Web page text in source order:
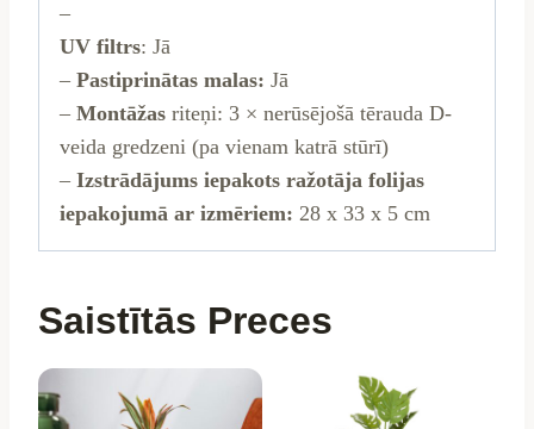
–
UV filtrs: Jā
– Pastiprinātas malas: Jā
– Montāžas riteņi: 3 × nerūsējošā tērauda D-
veida gredzeni (pa vienam katrā stūrī)
– Izstrādājums iepakots ražotāja folijas
iepakojumā ar izmēriem: 28 x 33 x 5 cm
Saistītās Preces